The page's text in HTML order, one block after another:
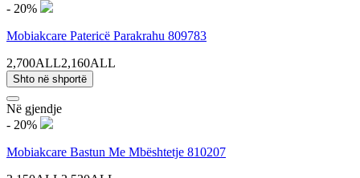
- 20%
Mobiakcare Patericë Parakrahu 809783
2,700ALL2,160ALL
Shto në shportë
Në gjendje
- 20%
Mobiakcare Bastun Me Mbështetje 810207